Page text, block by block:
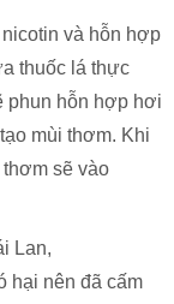
và hỗn hợp
thuốc lá thực
phun hỗn hợp hơi
mùi thơm. Khi
sẽ vào
Lan,
hại nên đã cấm